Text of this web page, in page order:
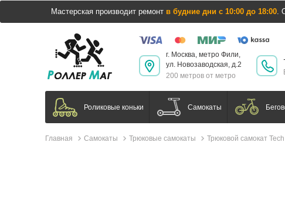
Мастерская производит ремонт в будние дни с 10:00 до 18:00.
г. Москва, метро Фили,
ул. Новозаводская, д.2
200 метров от метро
Роликовые коньки Самокаты
Главная Самокаты Трюковые самокаты Трюковой самокат